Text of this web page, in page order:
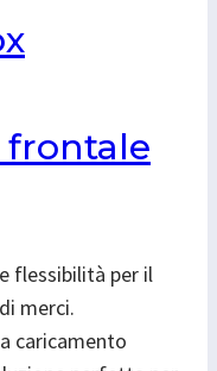
flessibilità per il
merci.
caricamento